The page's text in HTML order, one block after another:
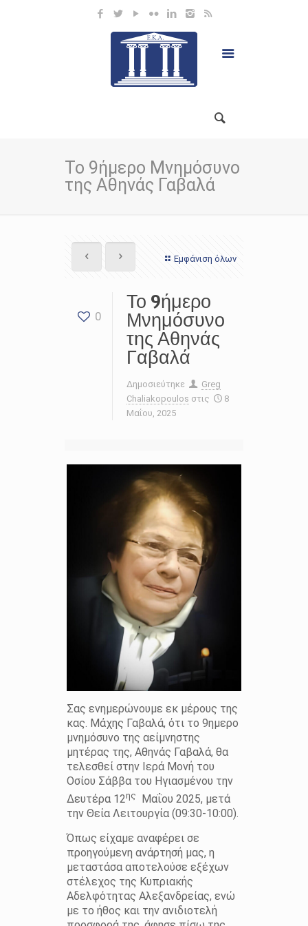
Το 9ήμερο Μνημόσυνο
της Αθηνάς Γαβαλά
Εμφάνιση όλων
0
Το 9ήμερο
Μνημόσυνο
της Αθηνάς
Γαβαλά
Δημοσιεύτηκε
Greg
Chaliakopoulos στις
8
Μαΐου, 2025
Σας ενημερώνουμε εκ μέρους της
κας. Μάχης Γαβαλά, ότι το 9ημερο
μνημόσυνο της αείμνηστης
μητέρας της, Αθηνάς Γαβαλά, θα
τελεσθεί στην Ιερά Μονή του
Οσίου Σάββα του Ηγιασμένου την
Δευτέρα 12ης
Μαΐου 2025, μετά
την Θεία Λειτουργία (09:30-10:00).
Όπως είχαμε αναφέρει σε
προηγούμενη ανάρτησή μας, η
μεταστάσα αποτελούσε εξέχων
στέλεχος της Κυπριακής
Αδελφότητας Αλεξανδρείας, ενώ
με το ήθος και την ανιδιοτελή